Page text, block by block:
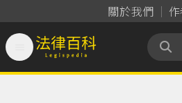
關於我們
法律百科 Legispedia